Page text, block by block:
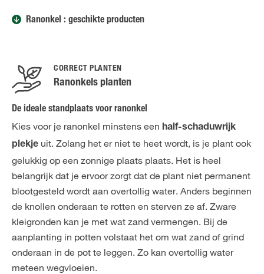
Ranonkel : geschikte producten
CORRECT PLANTEN
Ranonkels planten
De ideale standplaats voor ranonkel
Kies voor je ranonkel minstens een half-schaduwrijk
plekje uit. Zolang het er niet te heet wordt, is je plant ook
gelukkig op een zonnige plaats plaats. Het is heel
belangrijk dat je ervoor zorgt dat de plant niet permanent
blootgesteld wordt aan overtollig water. Anders beginnen
de knollen onderaan te rotten en sterven ze af. Zware
kleigronden kan je met wat zand vermengen. Bij de
aanplanting in potten volstaat het om wat zand of grind
onderaan in de pot te leggen. Zo kan overtollig water
meteen wegvloeien.